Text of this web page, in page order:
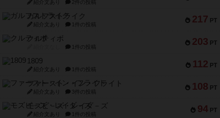
紹介文あり 2件の投稿
217 PT
ガルフストライク
紹介文あり 1件の投稿
203 PT
クルティボ
1件の投稿
112 PT
1809
紹介文あり 1件の投稿
108 PT
ファースト・イン・フライト
紹介文あり 3件の投稿
94 PT
モズビ－ズ・レイダ－ズ
紹介文あり 1件の投稿